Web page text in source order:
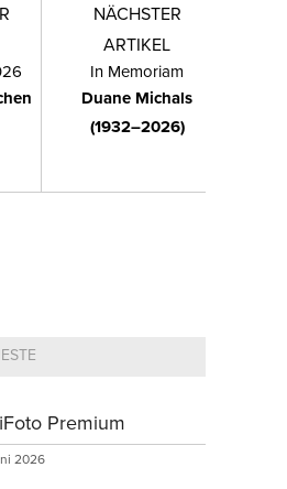
NÄCHSTER
ARTIKEL
In Memoriam
Duane Michals
(1932–2026)
Premium
2026